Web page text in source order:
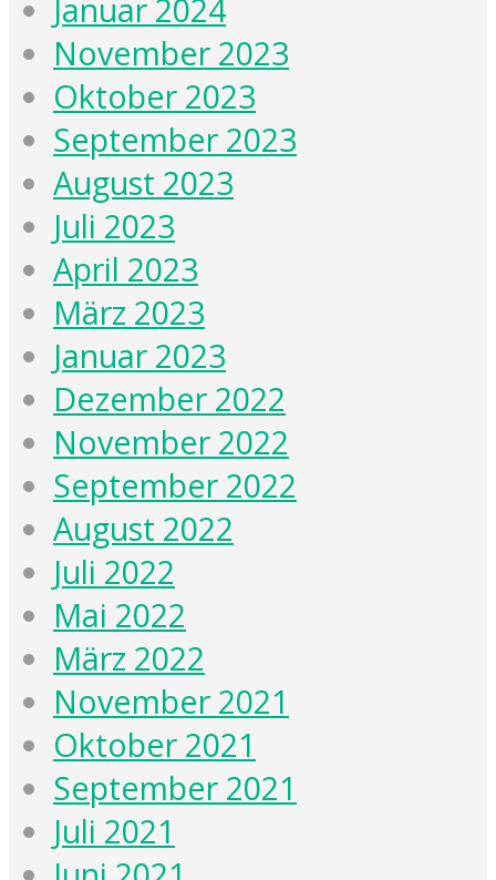
Januar 2024
November 2023
Oktober 2023
September 2023
August 2023
Juli 2023
April 2023
März 2023
Januar 2023
Dezember 2022
November 2022
September 2022
August 2022
Juli 2022
Mai 2022
März 2022
November 2021
Oktober 2021
September 2021
Juli 2021